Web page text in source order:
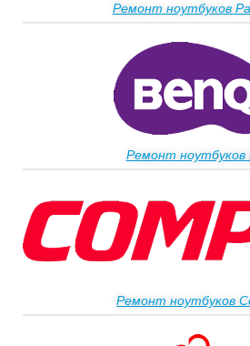
Ремонт ноутбуков
Ремонт ноутбуков
Ремонт ноутбуков